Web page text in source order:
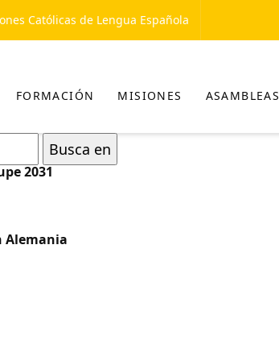
Católicas de Lengua Española
FORMACIÓN MISIONES ASAMBLEAS
2031
Alemania